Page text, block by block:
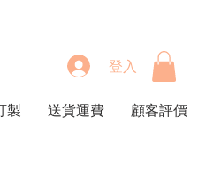
登入
製 送貨運費 顧客評價